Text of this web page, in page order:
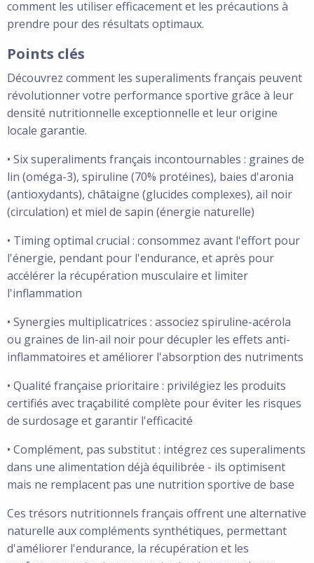
comment les utiliser efficacement et les précautions à
prendre pour des résultats optimaux.
Points clés
Découvrez comment les superaliments français peuvent
révolutionner votre performance sportive grâce à leur
densité nutritionnelle exceptionnelle et leur origine
locale garantie.
• Six superaliments français incontournables : graines de
lin (oméga-3), spiruline (70% protéines), baies d'aronia
(antioxydants), châtaigne (glucides complexes), ail noir
(circulation) et miel de sapin (énergie naturelle)
• Timing optimal crucial : consommez avant l'effort pour
l'énergie, pendant pour l'endurance, et après pour
accélérer la récupération musculaire et limiter
l'inflammation
• Synergies multiplicatrices : associez spiruline-acérola
ou graines de lin-ail noir pour décupler les effets anti-
inflammatoires et améliorer l'absorption des nutriments
• Qualité française prioritaire : privilégiez les produits
certifiés avec traçabilité complète pour éviter les risques
de surdosage et garantir l'efficacité
• Complément, pas substitut : intégrez ces superaliments
dans une alimentation déjà équilibrée - ils optimisent
mais ne remplacent pas une nutrition sportive de base
Ces trésors nutritionnels français offrent une alternative
naturelle aux compléments synthétiques, permettant
d'améliorer l'endurance, la récupération et les